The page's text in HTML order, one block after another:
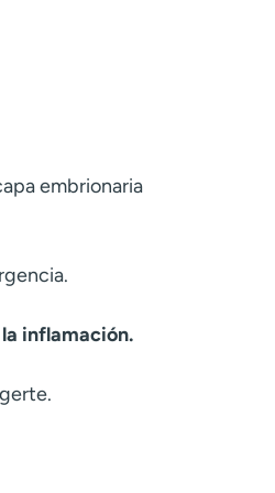
embrionaria
inflamación.